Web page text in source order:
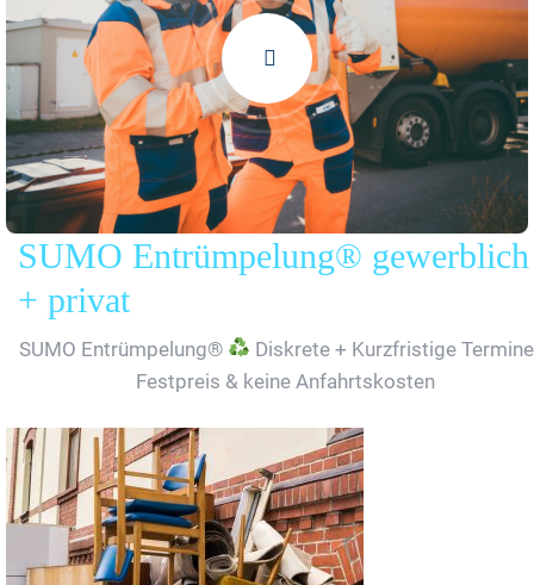
SUMO Entrümpelung® gewerblich
+ privat
SUMO Entrümpelung®
Diskrete + Kurzfristige
Festpreis & keine Anfahrtskosten